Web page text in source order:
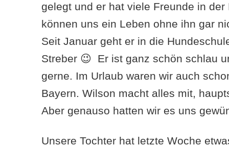
gelegt und er hat viele Freunde in
können uns ein Leben ohne ihn gar
Seit Januar geht er in die
Streber 😉 Er ist ganz schön schlau
gerne. Im Urlaub waren wir auch
Bayern. Wilson macht alles mit,
Aber genauso hatten wir es uns
Unsere Tochter hat letzte Woche